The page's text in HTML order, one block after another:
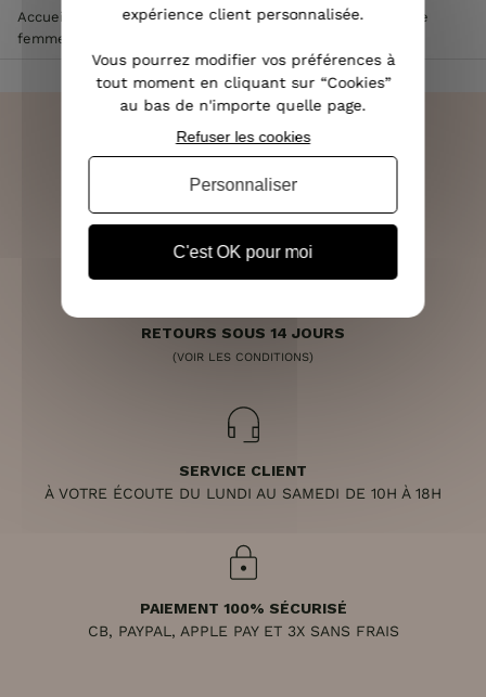
Accueil Vêtements femme >Manteau femme >Doudoune
femme
LIVRAISON RAPIDE
OFFERTE DÈS 70€
RETOURS SOUS 14 JOURS
(VOIR LES CONDITIONS)
SERVICE CLIENT
À VOTRE ÉCOUTE DU LUNDI AU SAMEDI DE 10H À 18H
PAIEMENT 100% SÉCURISÉ
CB, PAYPAL, APPLE PAY ET 3X SANS FRAIS
expérience client personnalisée.
Vous pourrez modifier vos préférences à
tout moment en cliquant sur “Cookies”
au bas de n'importe quelle page.
C'est OK pour moi
Refuser les cookies
Personnaliser